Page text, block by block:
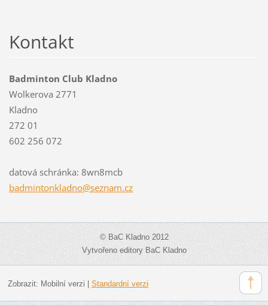
Kontakt
Badminton Club Kladno
Wolkerova 2771
Kladno
272 01
602 256 072
datová schránka: 8wn8mcb
badmintonkladno@seznam.cz
© BaC Kladno 2012
Vytvořeno editory BaC Kladno
Zobrazit: Mobilní verzi | Standardní verzi